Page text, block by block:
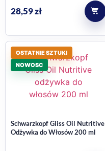
28,59zł
OSTATNIE SZTUKI
NOWOSC
Schwarzkopf Gliss Oil Nutritive
Odżywka do Włosów 200 ml